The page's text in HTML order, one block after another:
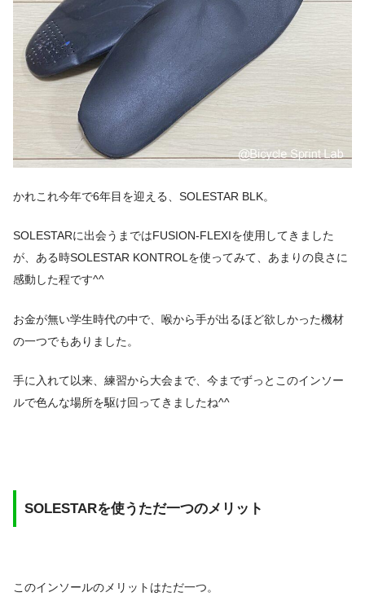
かれこれ今年で6年目を迎える、SOLESTAR BLK。
SOLESTARに出会うまではFUSION-FLEXIを使用してきました
が、ある時SOLESTAR KONTROLを使ってみて、あまりの良さに
感動した程です^^
お金が無い学生時代の中で、喉から手が出るほど欲しかった機材
の一つでもありました。
手に入れて以来、練習から大会まで、今までずっとこのインソー
ルで色んな場所を駆け回ってきましたね^^
SOLESTARを使うただ一つのメリット
このインソールのメリットはただ一つ。